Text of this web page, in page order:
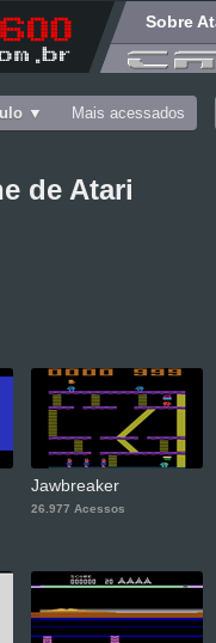
Sobre
Mais acessados
de Atari
Jawbreaker
26.977 Acessos